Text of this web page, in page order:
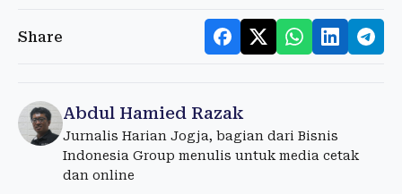
Share
Abdul Hamied Razak
Jurnalis Harian Jogja, bagian dari Bisnis
Indonesia Group menulis untuk media cetak
dan online